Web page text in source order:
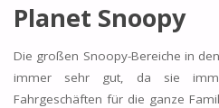
Planet Snoopy
Die großen Snoopy-Bereiche in
immer sehr gut, da sie
Fahrgeschäften für die ganze